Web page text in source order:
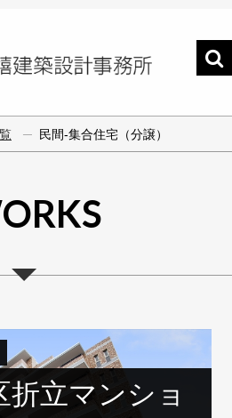
─ 民間‐集合住宅（分譲）
折立マンショ